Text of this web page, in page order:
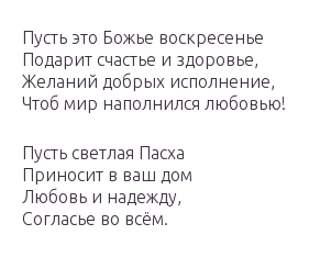
Пусть это Божье воскресенье
Подарит счастье и здоровье,
Желаний добрых исполнение,
Чтоб мир наполнился любовью!
Пусть светлая Пасха
Приносит в ваш дом
Любовь и надежду,
Согласье во всём.